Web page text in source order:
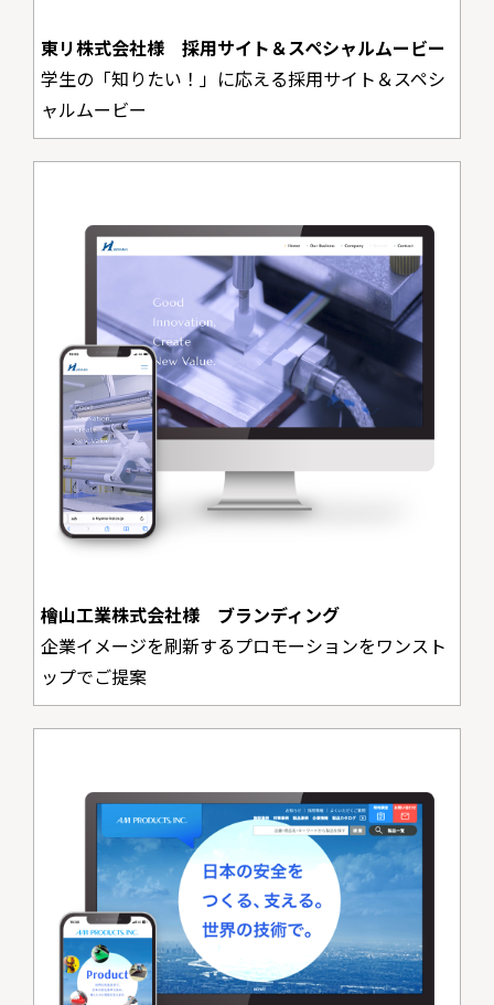
東リ株式会社様 採用サイト＆スペシャルムービー
学生の「知りたい！」に応える採用サイト＆スペシ
ャルムービー
檜山工業株式会社様 ブランディング
企業イメージを刷新するプロモーションをワンスト
ップでご提案